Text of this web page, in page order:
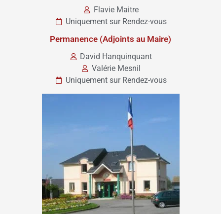
Flavie Maitre
Uniquement sur Rendez-vous
Permanence (Adjoints au Maire)
David Hanquinquant
Valérie Mesnil
Uniquement sur Rendez-vous